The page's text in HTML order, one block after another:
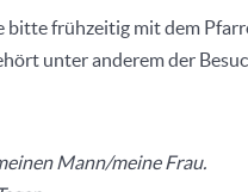
bitte frühzeitig mit dem
unter anderem der
Mann/meine Frau.